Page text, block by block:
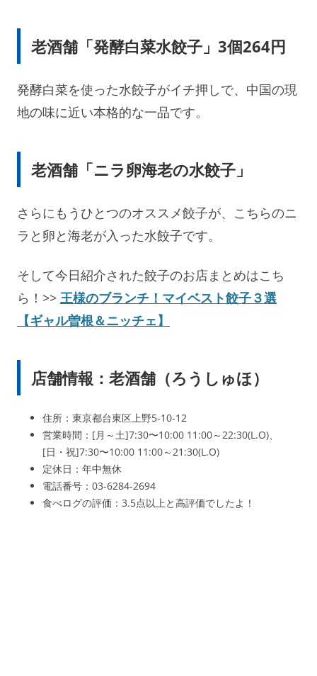
老酒舗「発酵白菜水餃子」3個264円
発酵白菜を使った水餃子がイチ押しで、中国の現
地の味に近い本格的な一品です。
老酒舗「ニラ卵海老の水餃子」
さらにもうひとつのオススメ餃子が、こちらのニ
ラと卵と海老が入った水餃子です。
そして今日紹介された餃子のお店まとめはこち
ら！>> 王様のブランチ！マイベスト餃子３選
【ギャル曽根＆ニッチェ】
店舗情報：老酒舗（ろうしゅほ）
住所：東京都台東区上野5-10-12
営業時間：[月～土]7:30〜10:00 11:00～22:30(L.O)、
[日・祝]7:30〜10:00 11:00～21:30(L.O)
定休日：年中無休
電話番号：03-6284-2694
食べログの評価：3.5点以上と高評価でしたよ！